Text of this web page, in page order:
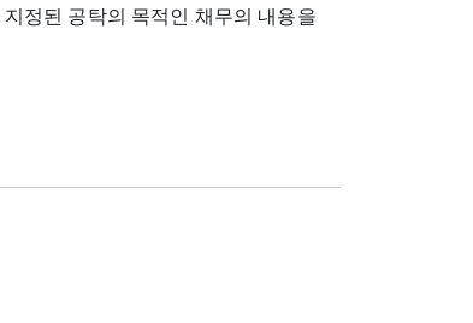
정된 공탁의 목적인 채무의 내용을